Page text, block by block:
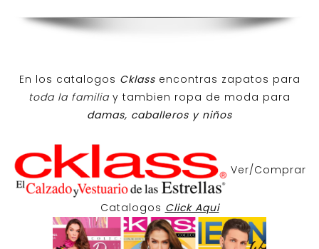
En los catalogos Cklass encontras zapatos para
toda la familiay tambien ropa de moda para
damas, caballeros y niños
Ver/Comprar
Catalogos Click Aqui